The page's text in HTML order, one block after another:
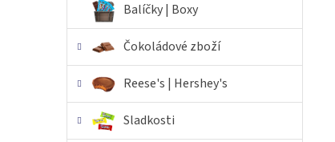
Balíčky | Boxy
Čokoládové zboží
Reese's | Hershey's
Sladkosti